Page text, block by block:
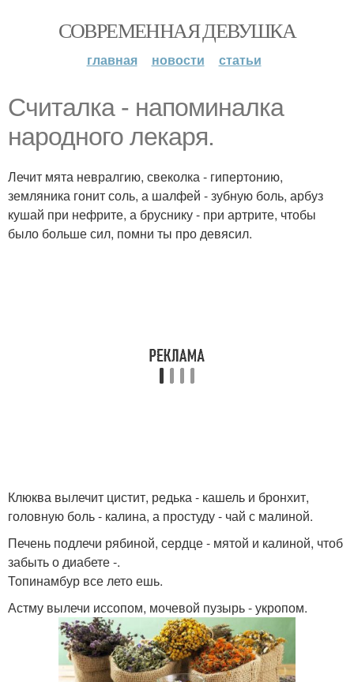
СОВРЕМЕННАЯ ДЕВУШКА
главная новости статьи
Считалка - напоминалка
народного лекаря.
Лечит мята невралгию, свеколка - гипертонию,
земляника гонит соль, а шалфей - зубную боль, арбуз
кушай при нефрите, а бруснику - при артрите, чтобы
было больше сил, помни ты про девясил.
Клюква вылечит цистит, редька - кашель и бронхит,
головную боль - калина, а простуду - чай с малиной.
Печень подлечи рябиной, сердце - мятой и калиной, чтоб
забыть о диабете -.
Топинамбур все лето ешь.
Астму вылечи иссопом, мочевой пузырь - укропом.